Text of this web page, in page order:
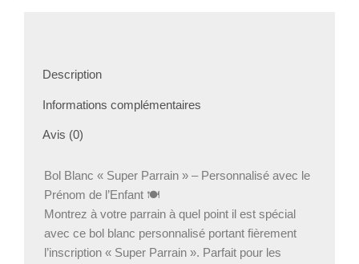
Description
Informations complémentaires
Avis (0)
Bol Blanc « Super Parrain » – Personnalisé avec le
Prénom de l’Enfant 🍽️
Montrez à votre parrain à quel point il est spécial
avec ce bol blanc personnalisé portant fièrement
l’inscription « Super Parrain ». Parfait pour les